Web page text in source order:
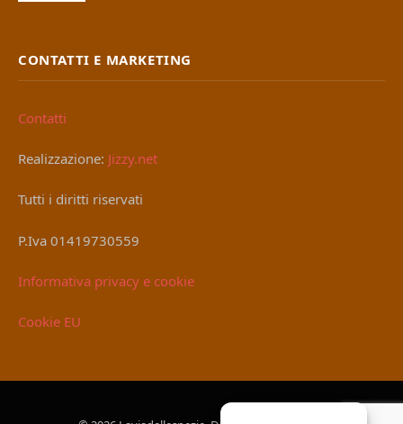
CONTATTI E MARKETING
Contatti
Realizzazione: Jizzy.net
Tutti i diritti riservati
P.Iva 01419730559
Informativa privacy e cookie
Cookie EU